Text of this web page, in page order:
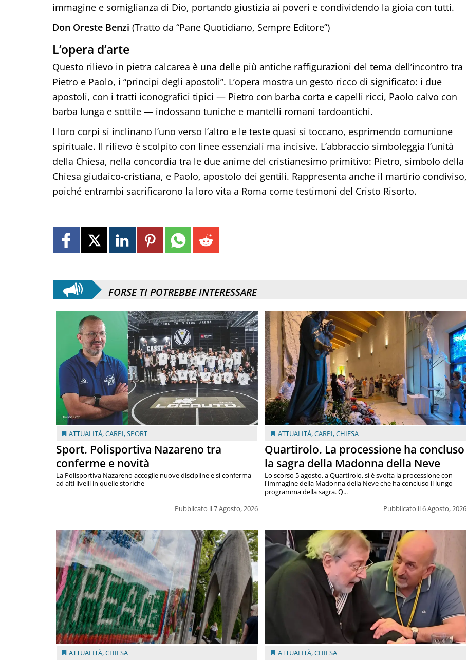
immagine e somiglianza di Dio, portando giustizia ai poveri e condividendo la gioia con tutti.
Don Oreste Benzi (Tratto da “Pane Quotidiano, Sempre Editore”)
L’opera d’arte
Questo rilievo in pietra calcarea è una delle più antiche raffigurazioni del tema dell’incontro tra
Pietro e Paolo, i “principi degli apostoli”. L’opera mostra un gesto ricco di significato: i due
apostoli, con i tratti iconografici tipici — Pietro con barba corta e capelli ricci, Paolo calvo con
barba lunga e sottile — indossano tuniche e mantelli romani tardoantichi.
I loro corpi si inclinano l’uno verso l’altro e le teste quasi si toccano, esprimendo comunione
spirituale. Il rilievo è scolpito con linee essenziali ma incisive. L’abbraccio simboleggia l’unità
della Chiesa, nella concordia tra le due anime del cristianesimo primitivo: Pietro, simbolo della
Chiesa giudaico-cristiana, e Paolo, apostolo dei gentili. Rappresenta anche il martirio condiviso,
poiché entrambi sacrificarono la loro vita a Roma come testimoni del Cristo Risorto.
FORSE TI POTREBBE INTERESSARE
ATTUALITÀ,CARPI,SPORT
Sport. Polisportiva Nazareno tra
conferme e novità
Pubblicato il 7 Agosto, 2026
La Polisportiva Nazareno accoglie nuove discipline e si conferma
ad alti livelli in quelle storiche
ATTUALITÀ,CARPI,CHIESA
Quartirolo. La processione ha concluso
la sagra della Madonna della Neve
Pubblicato il 6 Agosto, 2026
Lo scorso 5 agosto, a Quartirolo, si è svolta la processione con
l'immagine della Madonna della Neve che ha concluso il lungo
programma della sagra. Q...
ATTUALITÀ,CHIESA ATTUALITÀ,CHIESA